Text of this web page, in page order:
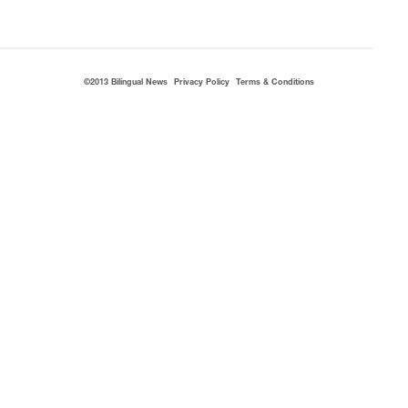
©2013 Bilingual News Privacy Policy Terms & Conditions